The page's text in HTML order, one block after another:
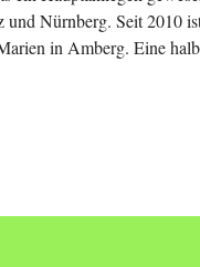
Nürnberg. Seit 2010
in Amberg. Eine